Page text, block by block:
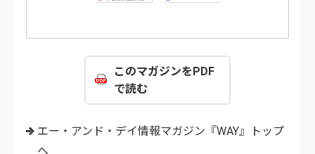
このマガジンをPDF
で読む
エー・アンド・デイ情報マガジン『WAY』トップ
へ